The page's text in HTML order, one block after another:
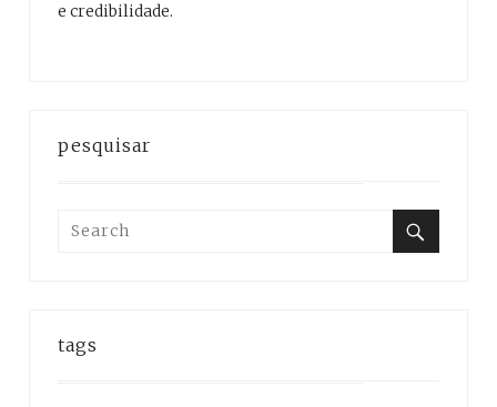
e credibilidade.
pesquisar
Search
tags